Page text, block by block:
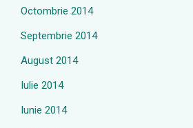
Octombrie 2014
Septembrie 2014
August 2014
Iulie 2014
Iunie 2014